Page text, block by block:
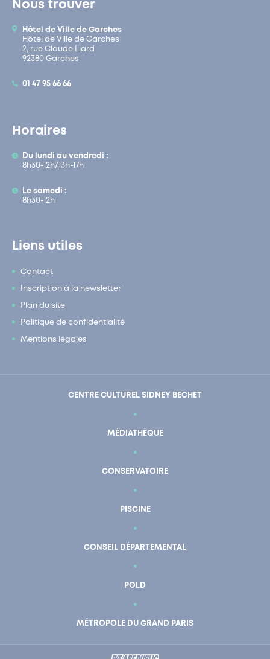
Nous trouver
Hôtel de Ville de Garches
Hôtel de Ville de Garches
2, rue Claude Liard
92380 Garches
01 47 95 66 66
Horaires
Du lundi au vendredi :
8h30-12h/13h-17h
Le samedi :
8h30-12h
Liens utiles
Contact
Inscription à la newsletter
Plan du site
Politique de confidentialité
Mentions légales
CENTRE CULTUREL SIDNEY BECHET
MÉDIATHÈQUE
CONSERVATOIRE
PISCINE
CONSEIL DÉPARTEMENTAL
POLD
MÉTROPOLE DU GRAND PARIS
En un clic Mon compte